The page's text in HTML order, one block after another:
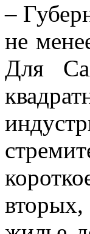
–
не
Для
вторых,